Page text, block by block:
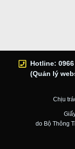
Hotline: 0966
(Quản lý
Chịu
do Bộ Thông